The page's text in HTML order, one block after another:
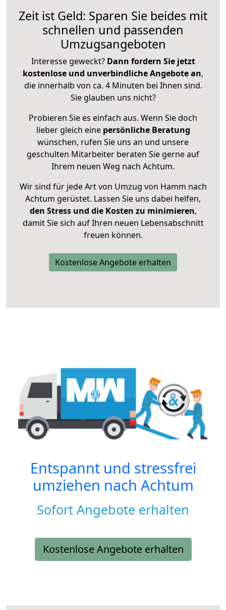
Zeit ist Geld: Sparen Sie beides mit
schnellen und passenden
Umzugsangeboten
Interesse geweckt? Dann fordern Sie jetzt
kostenlose und unverbindliche Angebote an,
die innerhalb von ca. 4 Minuten bei Ihnen sind.
Sie glauben uns nicht?
Probieren Sie es einfach aus. Wenn Sie doch
lieber gleich eine persönliche Beratung
wünschen, rufen Sie uns an und unsere
geschulten Mitarbeiter beraten Sie gerne auf
Ihrem neuen Weg nach Achtum.
Wir sind für jede Art von Umzug von Hamm nach
Achtum gerüstet. Lassen Sie uns dabei helfen,
den Stress und die Kosten zu minimieren,
damit Sie sich auf Ihren neuen Lebensabschnitt
freuen können.
Kostenlose Angebote erhalten
Entspannt und stressfrei
umziehen nach Achtum
Sofort Angebote erhalten
Kostenlose Angebote erhalten